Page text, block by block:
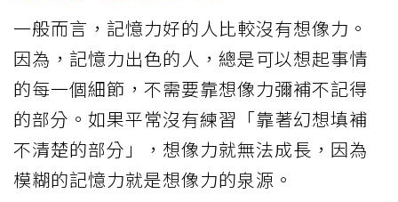
一般而言，記憶力好的人比較沒有想像力。
因為，記憶力出色的人，總是可以想起事情
的每一個細節，不需要靠想像力彌補不記得
的部分。如果平常沒有練習「靠著幻想填補
不清楚的部分」，想像力就無法成長，因為
模糊的記憶力就是想像力的泉源。